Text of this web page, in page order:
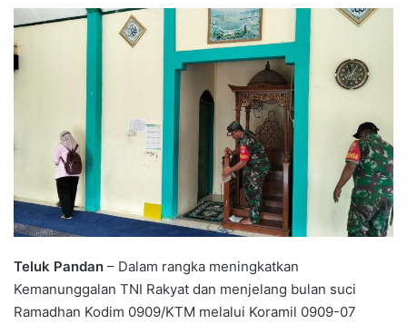
Teluk Pandan – Dalam rangka meningkatkan
Kemanunggalan TNI Rakyat dan menjelang bulan suci
Ramadhan Kodim 0909/KTM melalui Koramil 0909-07